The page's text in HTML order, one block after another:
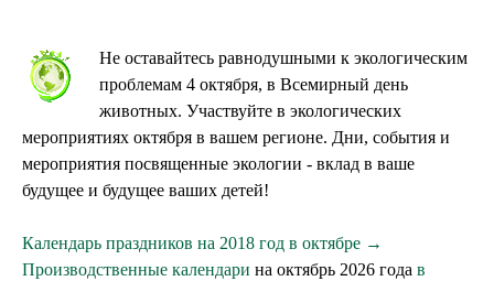
Не оставайтесь равнодушными к экологическим
проблемам 4 октября, в Всемирный день
животных. Участвуйте в экологических
мероприятиях октября в вашем регионе. Дни, события и
мероприятия посвященные экологии - вклад в ваше
будущее и будущее ваших детей!
Календарь праздников на 2018 год в октябре →
Производственные календари на октябрь 2026 года в